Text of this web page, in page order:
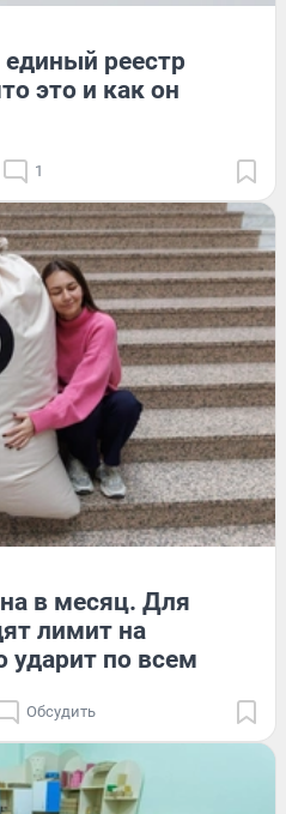
реестр
это и как он
1
в месяц. Для
лимит на
ударит по всем
Обсудить